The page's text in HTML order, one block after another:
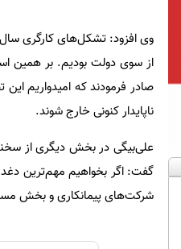
وی افزود: تشکل‌های کارگری
از سوی دولت بودیم. بر همین
صادر فرمودند که امیدواریم
ناپایدار کنونی خارج شوند.
گفت: اگر بخواهیم مهم‌ترین
شرکت‌های پیمانکاری و بخش